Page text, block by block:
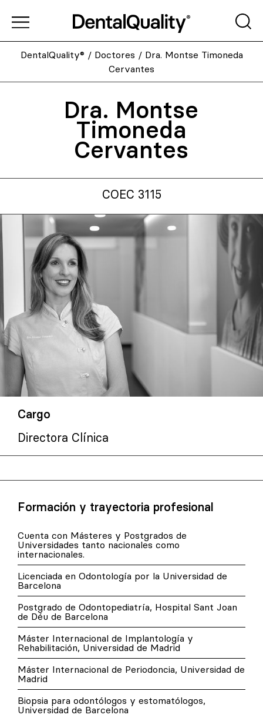
DentalQuality® / Doctores / Dra. Montse Timoneda
Cervantes
Dra. Montse
Timoneda
Cervantes
COEC 3115
Cargo
Directora Clínica
Formación y trayectoria profesional
Cuenta con Másteres y Postgrados de
Universidades tanto nacionales como
internacionales.
Licenciada en Odontología por la Universidad de
Barcelona
Postgrado de Odontopediatría, Hospital Sant Joan
de Déu de Barcelona
Máster Internacional de Implantología y
Rehabilitación, Universidad de Madrid
Máster Internacional de Periodoncia, Universidad de
Madrid
Biopsia para odontólogos y estomatólogos,
Universidad de Barcelona